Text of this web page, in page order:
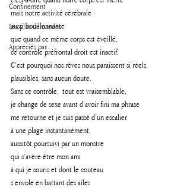
Confinement
Les plus demandés
Appréciés par...
mais notre activité cérébrale
aussi bouillonnante
que quand ce même corps est éveillé,
ce contrôle préfrontal droit est inactif.
C’est pourquoi nos rêves nous paraissent si réels,
plausibles, sans aucun doute.
Sans ce contrôle,  tout est vraisemblable,
je change de sexe avant d’avoir fini ma phrase
me retourne et je suis passé d’un escalier
à une plage instantanément,
aussitôt poursuivi par un monstre
qui s’avère être mon ami
à qui je souris et dont le couteau
s’envole en battant des ailes